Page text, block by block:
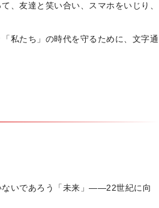
、友達と笑い合い、スマホをいじり、
私たち」の時代を守るために、文字通
ないであろう「未来」——22世紀に向